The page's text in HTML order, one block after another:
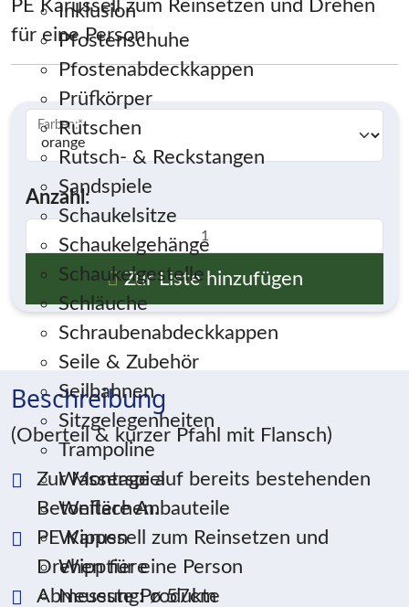
Inklusion
Pfostenschuhe
Pfostenabdeckkappen
Prüfkörper
Rutschen
Rutsch- & Reckstangen
Sandspiele
Schaukelsitze
Schaukelgehänge
Schaukelgestelle
Schläuche
Schraubenabdeckkappen
Seile & Zubehör
Seilbahnen
Sitzgelegenheiten
Trampoline
Wasserspiel
Weitere Anbauteile
Wippen
Wipptiere
Neueste Produkte
PE Karussell zum Reinsetzen und Drehen
für eine Person
Farben:*
Anzahl:
Zur Liste hinzufügen
Beschreibung
(Oberteil & kurzer Pfahl mit Flansch)
Zur Montage auf bereits bestehenden
Betonflächen.
PE Karussell zum Reinsetzen und
Drehen für eine Person
Abmessung: ø 57cm